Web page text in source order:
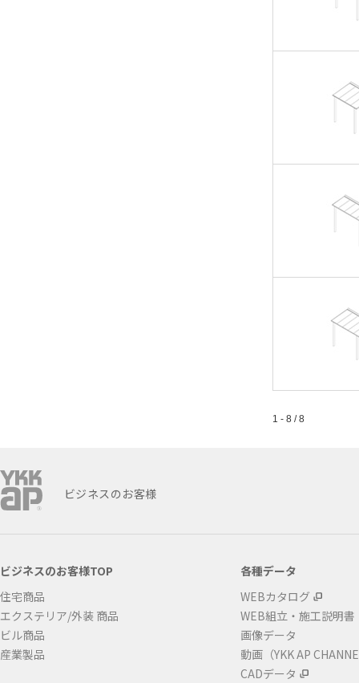
1 - 8 / 8
ビジネスのお客様
ビジネスのお客様TOP
住宅商品
エクステリア/外装 商品
ビル商品
産業製品
各種データ
WEBカタログ
WEB組立・施工説明書
画像データ
動画（YKK AP
CADデータ